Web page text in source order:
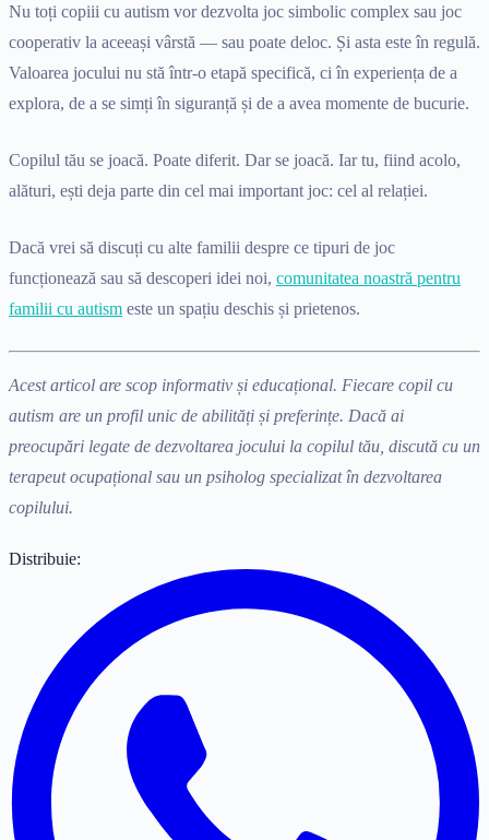
Nu toți copiii cu autism vor dezvolta joc simbolic complex sau joc
cooperativ la aceeași vârstă — sau poate deloc. Și asta este în regulă.
Valoarea jocului nu stă într-o etapă specifică, ci în experiența de a
explora, de a se simți în siguranță și de a avea momente de bucurie.
Copilul tău se joacă. Poate diferit. Dar se joacă. Iar tu, fiind acolo,
alături, ești deja parte din cel mai important joc: cel al relației.
Dacă vrei să discuți cu alte familii despre ce tipuri de joc
funcționează sau să descoperi idei noi, comunitatea noastră pentru
familii cu autism este un spațiu deschis și prietenos.
Acest articol are scop informativ și educațional. Fiecare copil cu
autism are un profil unic de abilități și preferințe. Dacă ai
preocupări legate de dezvoltarea jocului la copilul tău, discută cu un
terapeut ocupațional sau un psiholog specializat în dezvoltarea
copilului.
Distribuie: